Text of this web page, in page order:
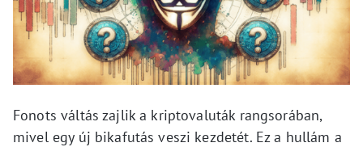
Fonots váltás zajlik a kriptovaluták rangsorában,
mivel egy új bikafutás veszi kezdetét. Ez a hullám a